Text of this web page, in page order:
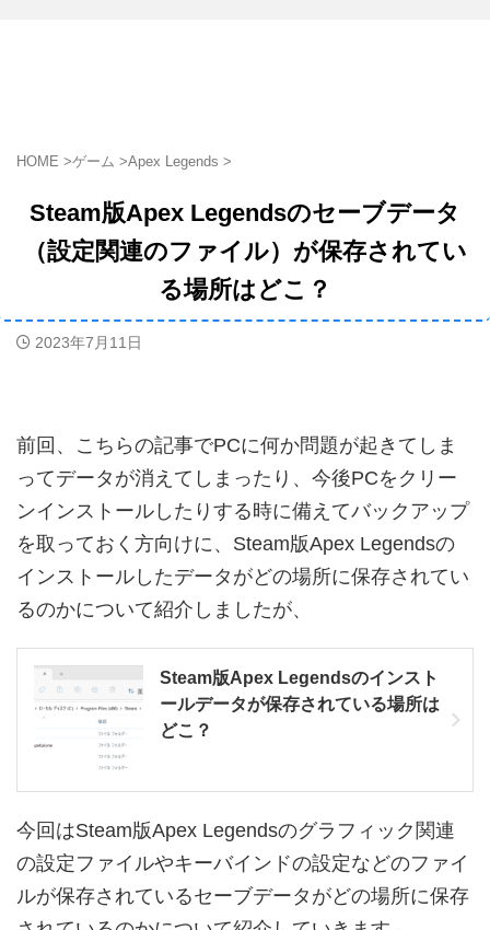
HOME >ゲーム >Apex Legends >
Steam版Apex Legendsのセーブデータ
（設定関連のファイル）が保存されてい
る場所はどこ？
2023年7月11日
前回、こちらの記事でPCに何か問題が起きてしま
ってデータが消えてしまったり、今後PCをクリー
ンインストールしたりする時に備えてバックアップ
を取っておく方向けに、Steam版Apex Legendsの
インストールしたデータがどの場所に保存されてい
るのかについて紹介しましたが、
Steam版Apex Legendsのインスト
ールデータが保存されている場所は
どこ？
今回はSteam版Apex Legendsのグラフィック関連
の設定ファイルやキーバインドの設定などのファイ
ルが保存されているセーブデータがどの場所に保存